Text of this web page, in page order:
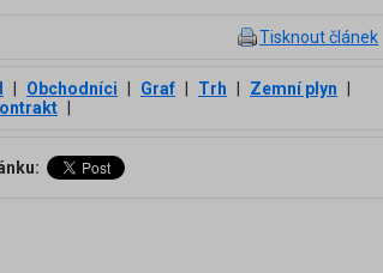
Tisknout článek
| Obchodníci | Graf | Trh | Zemní plyn |
|